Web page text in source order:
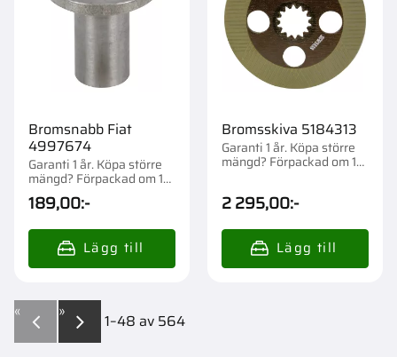
Bromsnabb Fiat
4997674
Garanti 1 år. Köpa större
mängd? Förpackad om 1
st.
189,00:-
Bromsskiva 5184313
Garanti 1 år. Köpa större
mängd? Förpackad om 1
2 295,00:-
1–48 av 564
« »